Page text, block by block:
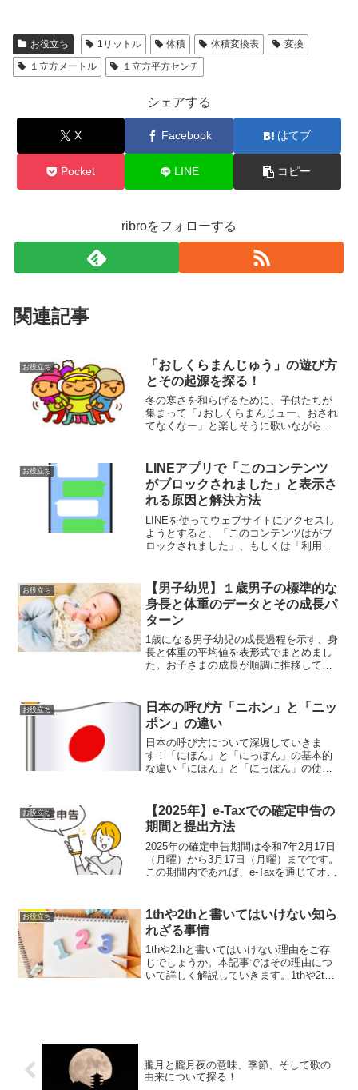
お役立ち 1リットル 体積 体積変換表
変換
１立方メートル
１立方平方センチ
シェアする
X Facebook はてブ
Pocket LINE コピー
ribroをフォローする
関連記事
お役立ち
「おしくらまんじゅう」の遊び方
とその起源を探る！
冬の寒さを和らげるために、子供たちが
集まって「♪おしくらまんじュー、おされ
てなくなー」と楽しそうに歌いながら遊
持っているのでしょうか？そして、この
歌にはどんな続きがある...
お役立ち
LINEアプリで「このコンテンツ
がブロックされました」と表示さ
れる原因と解決方法
LINEを使ってウェブサイトにアクセスし
ようとすると、「このコンテンツはがブ
ロックされました」、もしくは「利用で
と、該当するウェブページが表示されま
せん。この通知は、LI...
お役立ち
【男子幼児】１歳男子の標準的な
身長と体重のデータとその成長パ
ターン
1歳になる男子幼児の成長過程を示す、身
長と体重の平均値を表形式でまとめまし
た。お子さまの成長が順調に推移してい
くまでも参考程度にご利用くださいませ
^^１歳の男の子の身長平...
お役立ち
日本の呼び方「ニホン」と「ニッ
ポン」の違い
日本の呼び方について深堀していきま
す！「にほん」と「にっぽん」の基本的
な違い「にほん」と「にっぽん」の使い
に明確なルールがあるわけではありませ
ん。ただし、一般的には「に...
お役立ち
【2025年】e-Taxでの確定申告の
期間と提出方法
2025年の確定申告期間は令和7年2月17日
（月曜）から3月17日（月曜）までです。
この期間内であれば、e-Taxを通じてオン
遅れになりません。【2025年】確...
お役立ち
1thや2thと書いてはいけない知ら
れざる事情
1thや2thと書いてはいけない理由をご存
じでしょうか。本記事ではその理由につ
いて詳しく解説していきます。1thや2th
朧月と朧月夜の意味、季節、そして歌の
由来について探る！